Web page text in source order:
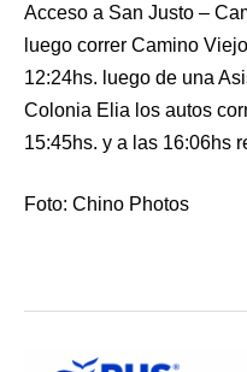
Acceso a San Justo –
luego correr Camino
12:24hs. luego de una
Colonia Elia los autos
15:45hs. y a las 16:06hs
Foto: Chino Photos